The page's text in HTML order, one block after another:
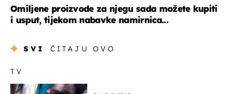
Omiljene proizvode za njegu sada možete kupiti
i usput, tijekom nabavke namirnica...
SVI ČITAJU OVO
TV